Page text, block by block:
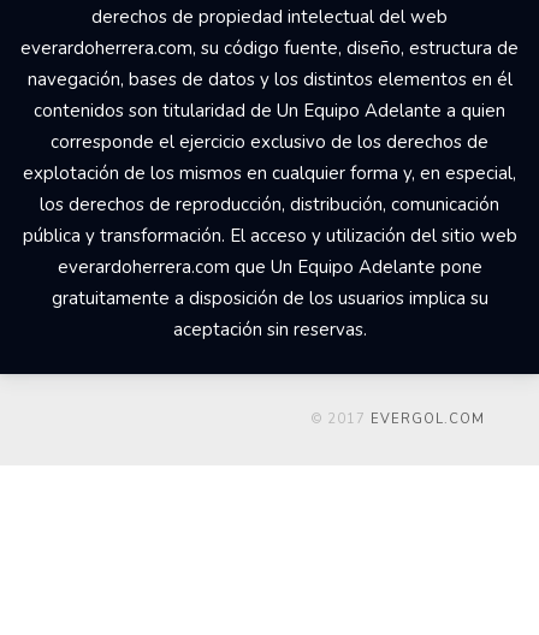
derechos de propiedad intelectual del web
everardoherrera.com, su código fuente, diseño, estructura de
navegación, bases de datos y los distintos elementos en él
contenidos son titularidad de Un Equipo Adelante a quien
corresponde el ejercicio exclusivo de los derechos de
explotación de los mismos en cualquier forma y, en especial,
los derechos de reproducción, distribución, comunicación
pública y transformación. El acceso y utilización del sitio web
everardoherrera.com que Un Equipo Adelante pone
gratuitamente a disposición de los usuarios implica su
aceptación sin reservas.
© 2017 EVERGOL.COM